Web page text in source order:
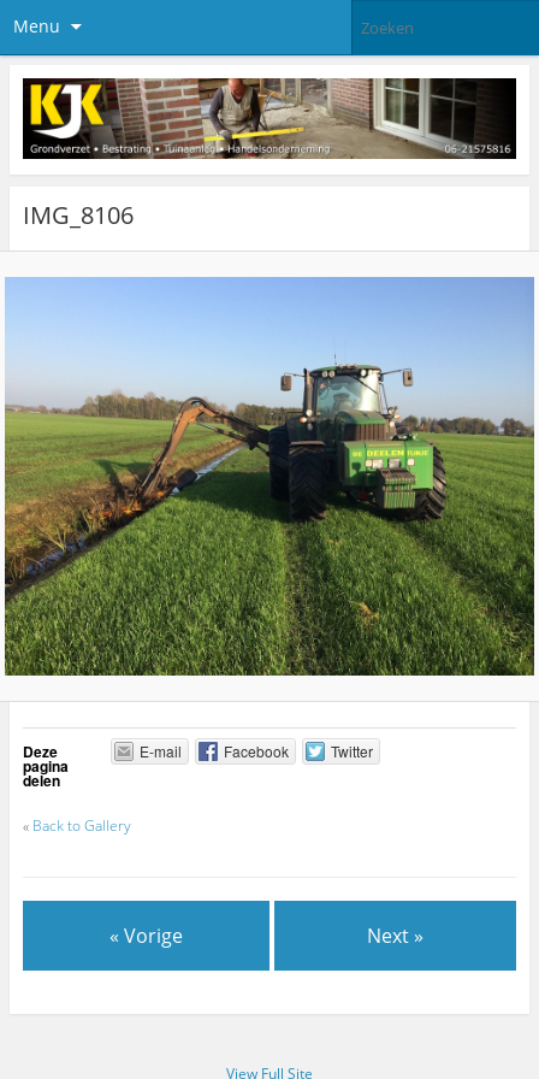
Menu
IMG_8106
Deze
pagina
delen
E-mail Facebook Twitter
« Back to Gallery
« Vorige Next »
View Full Site